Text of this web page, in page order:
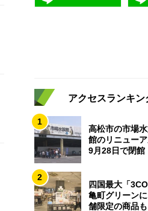
アクセスランキン
1
高松市の市場
館のリニュー
9月28日で閉館
2
四国最大「
亀町グリーン
舗限定の商品